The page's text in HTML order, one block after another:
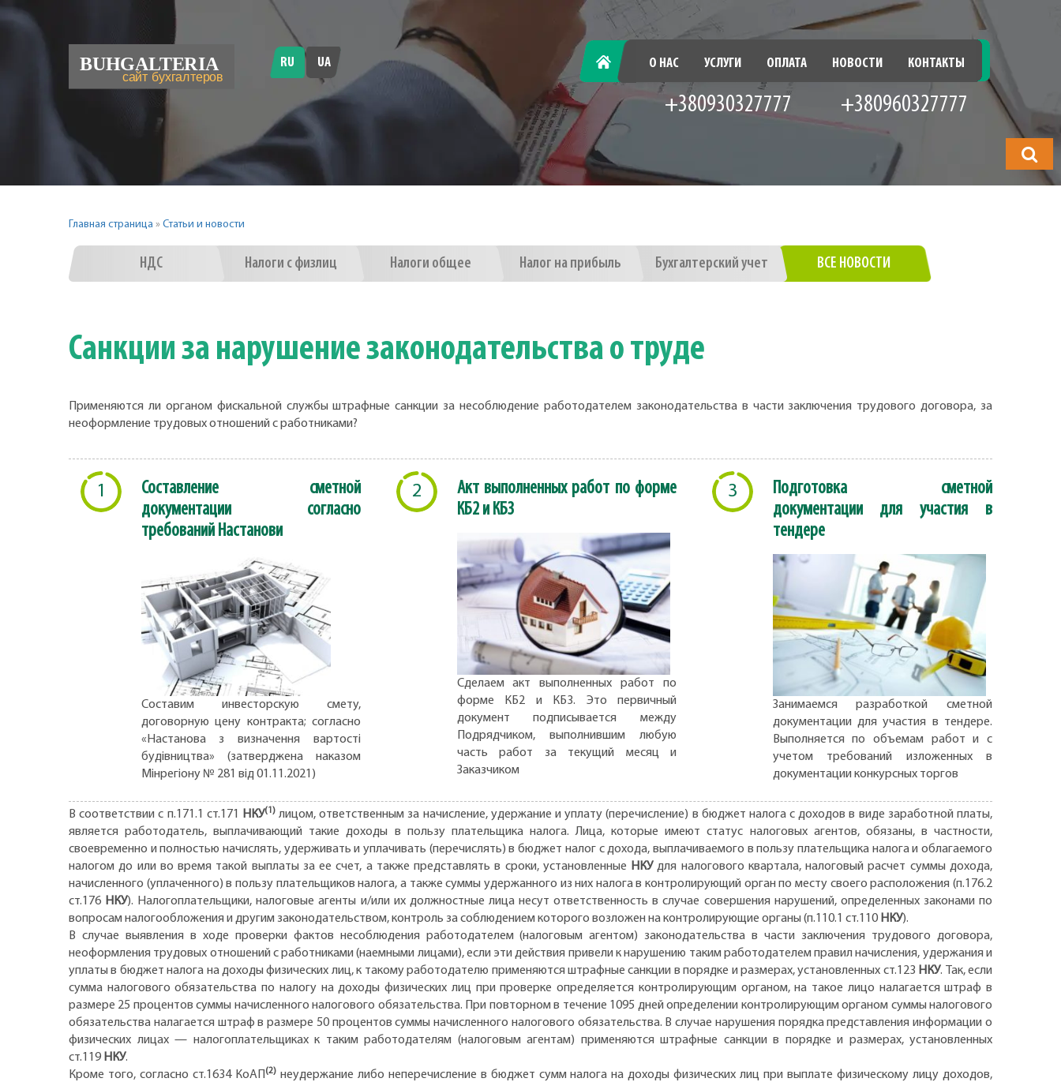
будете
RU UA ГЛАВНАЯ О НАС УСЛУГИ ОПЛАТА НОВОСТИ КОНТАКТЫ
+380930327777 +380960327777
Главная страница » Статьи и новости
НДС Налоги с физлиц Налоги общее Налог на прибыль Бухгалтерский учет ВСЕ НОВОСТИ
Санкции за нарушение законодательства о труде
Применяются ли органом фискальной службы штрафные санкции за несоблюдение работодателем законодательства в части заключения трудового договора, за
неоформление трудовых отношений с работниками?
1
Составление сметной
документации согласно
требований Настанови
Составим инвесторскую смету,
договорную цену контракта; согласно
«Настанова з визначення вартості
будівництва» (затверджена наказом
Мінрегіону № 281 від 01.11.2021)
2
Акт выполненных работ по форме
КБ2 и КБ3
Сделаем акт выполненных работ по
форме КБ2 и КБ3. Это первичный
документ подписывается между
Подрядчиком, выполнившим любую
часть работ за текущий месяц и
Заказчиком
3
Подготовка сметной
документации для участия в
тендере
Занимаемся разработкой сметной
документации для участия в тендере.
Выполняется по объемам работ и с
учетом требований изложенных в
документации конкурсных торгов
В соответствии с п.171.1 ст.171 НКУ(1)лицом, ответственным за начисление, удержание и уплату (перечисление) в бюджет налога с доходов в виде заработной платы,
является работодатель, выплачивающий такие доходы в пользу плательщика налога. Лица, которые имеют статус налоговых агентов, обязаны, в частности,
своевременно и полностью начислять, удерживать и уплачивать (перечислять) в бюджет налог с дохода, выплачиваемого в пользу плательщика налога и облагаемого
налогом до или во время такой выплаты за ее счет, а также представлять в сроки, установленные НКУдля налогового квартала, налоговый расчет суммы дохода,
начисленного (уплаченного) в пользу плательщиков налога, а также суммы удержанного из них налога в контролирующий орган по месту своего расположения (п.176.2
ст.176 НКУ). Налогоплательщики, налоговые агенты и/или их должностные лица несут ответственность в случае совершения нарушений, определенных законами по
вопросам налогообложения и другим законодательством, контроль за соблюдением которого возложен на контролирующие органы (п.110.1 ст.110 НКУ).
В случае выявления в ходе проверки фактов несоблюдения работодателем (налоговым агентом) законодательства в части заключения трудового договора,
неоформления трудовых отношений с работниками (наемными лицами), если эти действия привели к нарушению таким работодателем правил начисления, удержания и
уплаты в бюджет налога на доходы физических лиц, к такому работодателю применяются штрафные санкции в порядке и размерах, установленных ст.123 НКУ. Так, если
сумма налогового обязательства по налогу на доходы физических лиц при проверке определяется контролирующим органом, на такое лицо налагается штраф в
размере 25 процентов суммы начисленного налогового обязательства. При повторном в течение 1095 дней определении контролирующим органом суммы налогового
обязательства налагается штраф в размере 50 процентов суммы начисленного налогового обязательства. В случае нарушения порядка представления информации о
физических лицах — налогоплательщиках к таким работодателям (налоговым агентам) применяются штрафные санкции в порядке и размерах, установленных
ст.119 НКУ.
Кроме того, согласно ст.1634 КоАП (2)неудержание либо неперечисление в бюджет сумм налога на доходы физических лиц при выплате физическому лицу доходов,